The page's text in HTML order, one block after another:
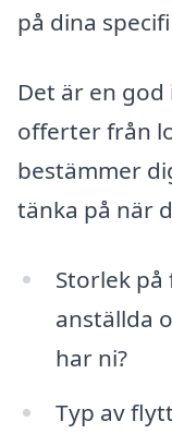
på dina
Det är en
offerter från
bestämmer
tänka på när
Storlek
anställda
har ni?
Typ av